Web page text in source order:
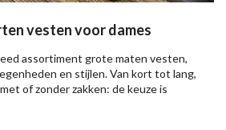
vesten voor dames
assortiment grote maten vesten,
en stijlen. Van kort tot lang,
of zonder zakken: de keuze is